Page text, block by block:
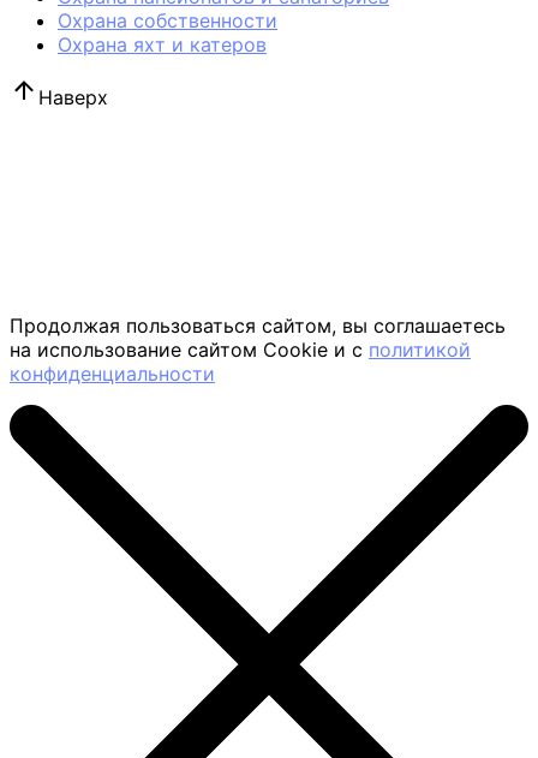
Охрана собственности
Охрана яхт и катеров
Наверх
Продолжая пользоваться сайтом, вы соглашаетесь
на использование сайтом Cookie и с политикой
конфиденциальности